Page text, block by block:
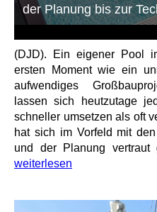
der Planung bis zur
(DJD). Ein eigener Pool
ersten Moment wie ein
aufwendiges
lassen sich heutzutage
schneller umsetzen als oft
hat sich im Vorfeld mit
und der Planung vertraut
weiterlesen